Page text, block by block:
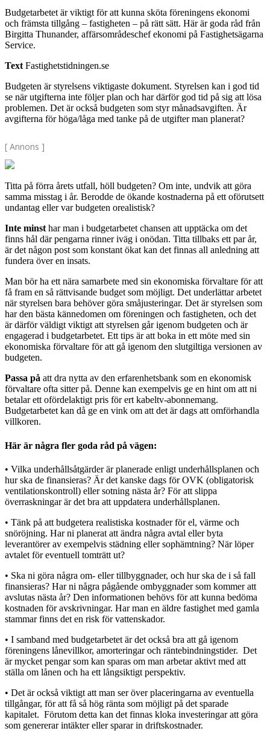
Budgetarbetet är viktigt för att kunna sköta föreningens ekonomi
och främsta tillgång – fastigheten – på rätt sätt. Här är goda råd från
Birgitta Thunander, affärsområdeschef ekonomi på Fastighetsägarna
Service.
Text Fastighetstidningen.se
Budgeten är styrelsens viktigaste dokument. Styrelsen kan i god tid
se när utgifterna inte följer plan och har därför god tid på sig att lösa
problemen. Det är också budgeten som styr månadsavgiften. Är
avgifterna för höga/låga med tanke på de utgifter man planerat?
[ Annons ]
Titta på förra årets utfall, höll budgeten? Om inte, undvik att göra
samma misstag i år. Berodde de ökande kostnaderna på ett oförutsett
undantag eller var budgeten orealistisk?
Inte minst har man i budgetarbetet chansen att upptäcka om det
finns hål där pengarna rinner iväg i onödan. Titta tillbaks ett par år,
är det någon post som konstant ökat kan det finnas all anledning att
fundera över en insats.
Man bör ha ett nära samarbete med sin ekonomiska förvaltare för att
få fram en så rättvisande budget som möjligt. Det underlättar arbetet
när styrelsen bara behöver göra småjusteringar. Det är styrelsen som
har den bästa kännedomen om föreningen och fastigheten, och det
är därför väldigt viktigt att styrelsen går igenom budgeten och är
engagerad i budgetarbetet. Ett tips är att boka in ett möte med sin
ekonomiska förvaltare för att gå igenom den slutgiltiga versionen av
budgeten.
Passa på att dra nytta av den erfarenhetsbank som en ekonomisk
förvaltare ofta sitter på. Denne kan exempelvis ge en hint om att ni
betalar ett ofördelaktigt pris för ert kabeltv-abonnemang.
Budgetarbetet kan då ge en vink om att det är dags att omförhandla
villkoren.
Här är några fler goda råd på vägen:
• Vilka underhållsåtgärder är planerade enligt underhållsplanen och
hur ska de finansieras? Är det kanske dags för OVK (obligatorisk
ventilationskontroll) eller sotning nästa år? För att slippa
överraskningar är det bra att uppdatera underhållsplanen.
• Tänk på att budgetera realistiska kostnader för el, värme och
snöröjning. Har ni planerat att ändra några avtal eller byta
leverantörer av exempelvis städning eller sophämtning? När löper
avtalet för eventuell tomträtt ut?
• Ska ni göra några om- eller tillbyggnader, och hur ska de i så fall
finansieras? Har ni några pågående ombyggnader som kommer att
avslutas nästa år? Den informationen behövs för att kunna bedöma
kostnaden för avskrivningar. Har man en äldre fastighet med gamla
stammar finns det en risk för vattenskador.
• I samband med budgetarbetet är det också bra att gå igenom
föreningens lånevillkor, amorteringar och räntebindningstider. Det
är mycket pengar som kan sparas om man arbetar aktivt med att
ställa om lånen och ha ett långsiktigt perspektiv.
• Det är också viktigt att man ser över placeringarna av eventuella
tillgångar, för att få så hög ränta som möjligt på det sparade
kapitalet. Förutom detta kan det finnas kloka investeringar att göra
som genererar intäkter eller sparar in driftskostnader.